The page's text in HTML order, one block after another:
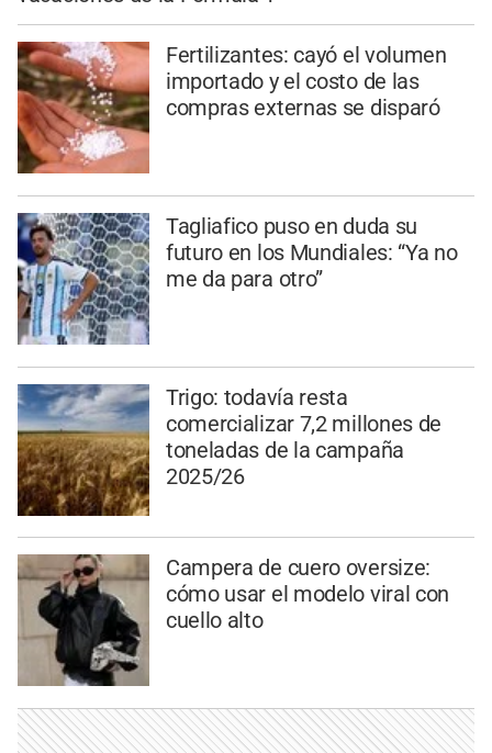
Fertilizantes: cayó el volumen
importado y el costo de las
compras externas se disparó
Tagliafico puso en duda su
futuro en los Mundiales: “Ya no
me da para otro”
Trigo: todavía resta
comercializar 7,2 millones de
toneladas de la campaña
2025/26
Campera de cuero oversize:
cómo usar el modelo viral con
cuello alto